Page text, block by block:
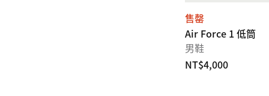
售罄
Air Force 1 低筒
男鞋
NT$4,000